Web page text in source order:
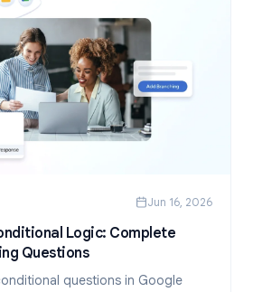
Jun 16, 2026
Logic: Complete
Questions
questions in Google